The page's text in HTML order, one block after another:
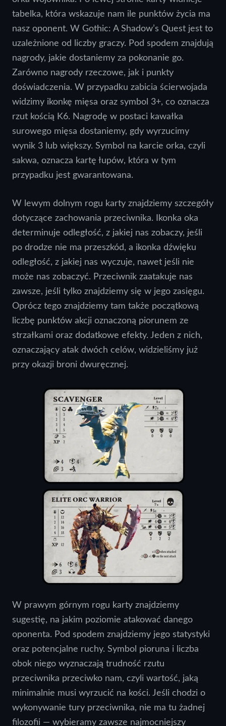
tabelka, która wskazuje nam ile punktów życia ma
nasz oponent. W Gothic: A Shadow’s Quest jest to
uzależnione od liczby graczy. Pod spodem znajdują
nagrody, jakie dostaniemy za pokonanie go.
Zarówno nagrody rzeczowe, jak i punkty
doświadczenia. W przypadku zabicia ścierwojada
widzimy ikonkę mięsa oraz symbol 3+, co oznacza
rzut kością K6. Nagrodę w postaci kawałka
surowego mięsa dostaniemy, gdy wyrzucimy
wynik 3 lub większy. Symbol na karcie orka, czyli
sakwa, oznacza kartę łupów, która w tym
przypadku jest gwarantowana.
W lewym dolnym rogu karty znajdziemy szczegóły
dotyczące zachowania przeciwnika. Ikonka oka
determinuje odległość, z jakiej nas zobaczy, jeśli
po drodze nie ma przeszkód, a ikonka dźwięku
odległość, z jakiej nas wyczuje, nawet jeśli nie
może nas zobaczyć. Przeciwnik zaatakuje nas
zawsze, jeśli tylko znajdziemy się w jego zasięgu.
Oprócz tego znajdziemy tam także początkową
liczbę punktów akcji oznaczoną piorunem ze
strzałkami oraz dodatkowe efekty. Jeden z nich,
oznaczający atak dwóch celów, widzieliśmy już
przy okazji broni dwuręcznej.
W prawym górnym rogu karty znajdziemy
sugestię, na jakim poziomie atakować danego
oponenta. Pod spodem znajdziemy jego statystyki
oraz potencjalne ruchy. Symbol pioruna i liczba
obok niego wyznaczają trudność rzutu
przeciwnika przeciwko nam, czyli wartość, jaką
minimalnie musi wyrzucić na kości. Jeśli chodzi o
wykonywanie tury przeciwnika, nie ma tu żadnej
filozofii — wybieramy zawsze najmocniejszy